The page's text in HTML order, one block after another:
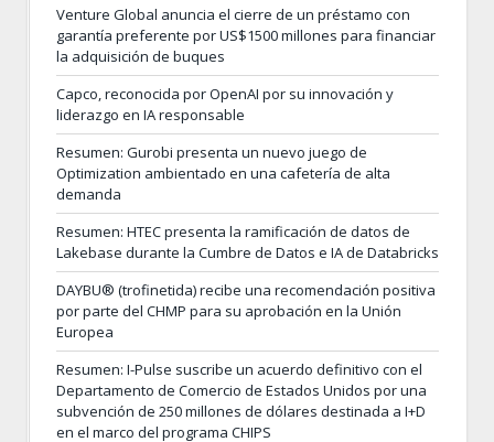
Venture Global anuncia el cierre de un préstamo con
garantía preferente por US$1500 millones para financiar
la adquisición de buques
Capco, reconocida por OpenAI por su innovación y
liderazgo en IA responsable
Resumen: Gurobi presenta un nuevo juego de
Optimization ambientado en una cafetería de alta
demanda
Resumen: HTEC presenta la ramificación de datos de
Lakebase durante la Cumbre de Datos e IA de Databricks
DAYBU® (trofinetida) recibe una recomendación positiva
por parte del CHMP para su aprobación en la Unión
Europea
Resumen: I-Pulse suscribe un acuerdo definitivo con el
Departamento de Comercio de Estados Unidos por una
subvención de 250 millones de dólares destinada a I+D
en el marco del programa CHIPS